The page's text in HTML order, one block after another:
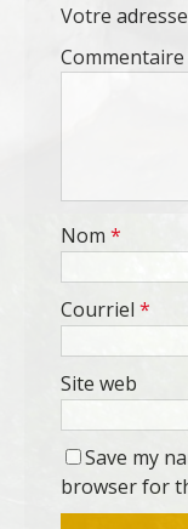
Votre
Commentaire
Nom *
Courriel *
Site web
Save my
browser for